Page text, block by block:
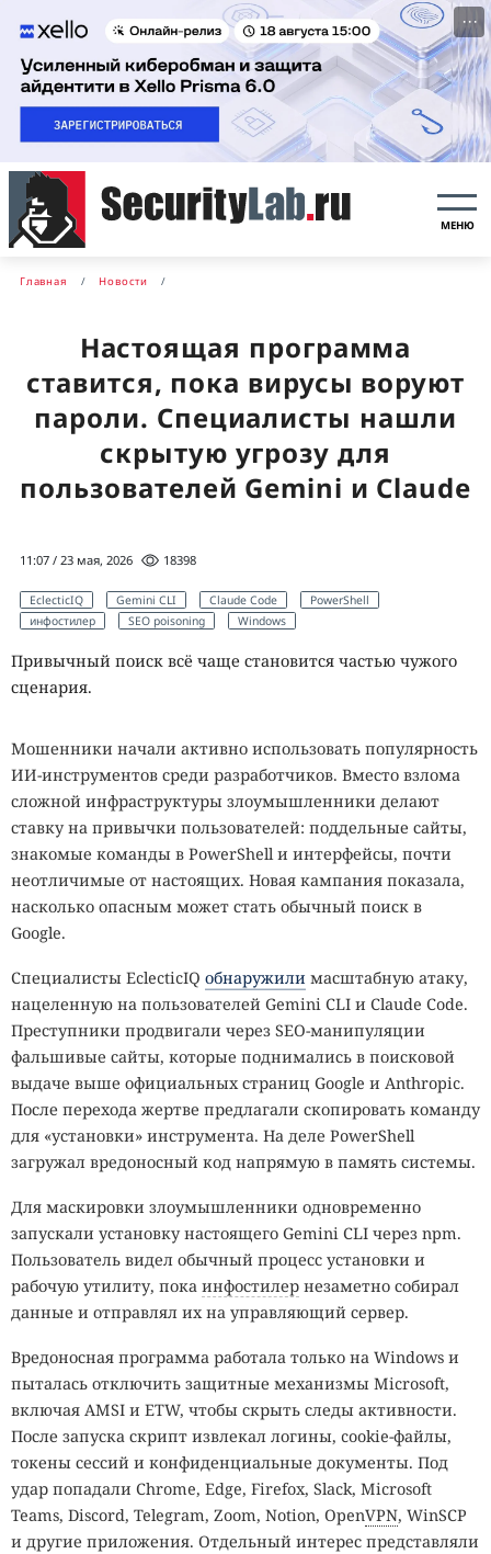
···
МЕНЮ
Главная Новости
Настоящая программа
ставится, пока вирусы воруют
пароли. Специалисты нашли
скрытую угрозу для
пользователей Gemini и Claude
11:07 / 23 мая, 2026 18398
EclecticIQ Gemini CLI Claude Code
PowerShell
инфостилер
SEO poisoning Windows
Привычный поиск всё чаще становится частью чужого
сценария.
Мошенники начали активно использовать популярность
ИИ-инструментов среди разработчиков. Вместо взлома
сложной инфраструктуры злоумышленники делают
ставку на привычки пользователей: поддельные сайты,
знакомые команды в PowerShell и интерфейсы, почти
неотличимые от настоящих. Новая кампания показала,
насколько опасным может стать обычный поиск в
Google.
Специалисты EclecticIQ обнаружили масштабную атаку,
нацеленную на пользователей Gemini CLI и Claude Code.
Преступники продвигали через SEO-манипуляции
фальшивые сайты, которые поднимались в поисковой
выдаче выше официальных страниц Google и Anthropic.
После перехода жертве предлагали скопировать команду
для «установки» инструмента. На деле PowerShell
загружал вредоносный код напрямую в память системы.
Для маскировки злоумышленники одновременно
запускали установку настоящего Gemini CLI через npm.
Пользователь видел обычный процесс установки и
рабочую утилиту, пока инфостилер незаметно собирал
данные и отправлял их на управляющий сервер.
Вредоносная программа работала только на Windows и
пыталась отключить защитные механизмы Microsoft,
включая AMSI и ETW, чтобы скрыть следы активности.
После запуска скрипт извлекал логины, cookie-файлы,
токены сессий и конфиденциальные документы. Под
удар попадали Chrome, Edge, Firefox, Slack, Microsoft
Teams, Discord, Telegram, Zoom, Notion, OpenVPN, WinSCP
и другие приложения. Отдельный интерес представляли